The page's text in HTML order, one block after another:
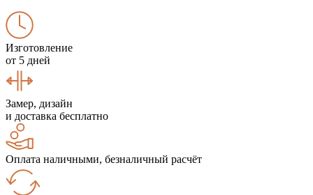
Изготовление
от 5 дней
Замер, дизайн
и доставка бесплатно
Оплата наличными, безналичный расчёт